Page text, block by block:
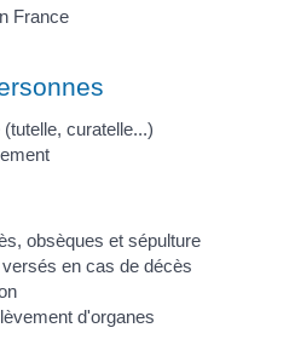
France
curatelle...)
obsèques et sépulture
en cas de décès
d'organes